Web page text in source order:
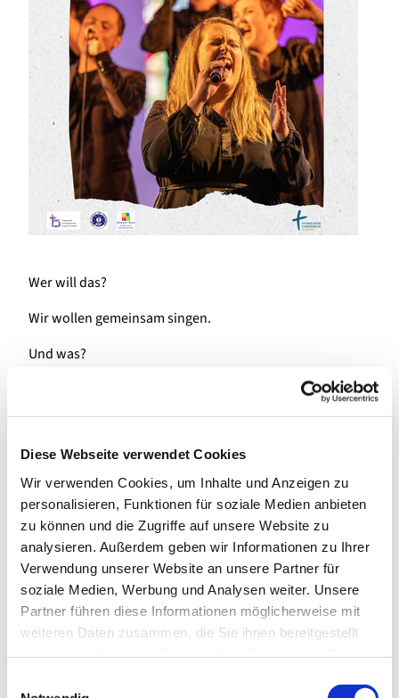
Diese Webseite verwendet Cookies
Wir verwenden Cookies, um Inhalte und Anzeigen zu
personalisieren, Funktionen für soziale Medien anbieten
zu können und die Zugriffe auf unsere Website zu
analysieren. Außerdem geben wir Informationen zu Ihrer
Verwendung unserer Website an unsere Partner für
soziale Medien, Werbung und Analysen weiter. Unsere
Partner führen diese Informationen möglicherweise mit
weiteren Daten zusammen, die Sie ihnen bereitgestellt
Wer will das?
Wir wollen gemeinsam singen.
Und was?
Alle in ganz Neuruet, die Spaß am Singen von Gospels
Neureut-Süd
Leitung: Martin Nußbaumer
Die evangelischen Kirchengemeinden in Neureut freuen
sich!